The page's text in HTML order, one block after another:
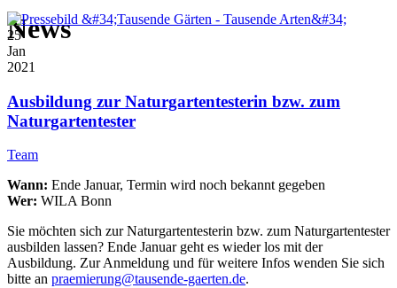
News
25
Jan
2021
Ausbildung zur Naturgartentesterin bzw. zum
Naturgartentester
Team
Wann: Ende Januar, Termin wird noch bekannt gegeben
Wer: WILA Bonn
Sie möchten sich zur Naturgartentesterin bzw. zum Naturgartentester
ausbilden lassen? Ende Januar geht es wieder los mit der
Ausbildung. Zur Anmeldung und für weitere Infos wenden Sie sich
bitte an praemierung@tausende-gaerten.de.